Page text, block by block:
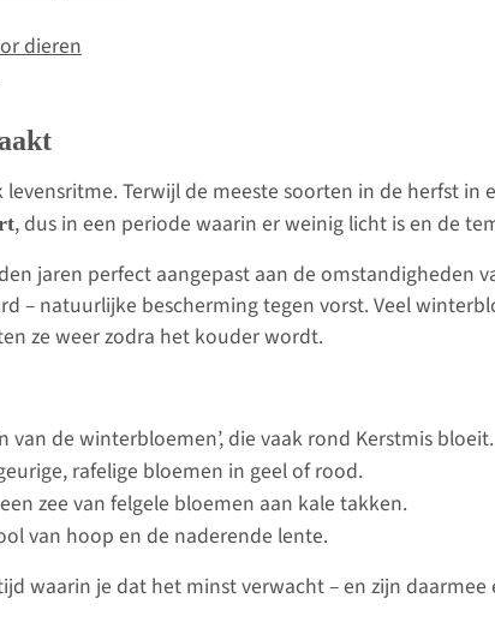
dieren
Terwijl de meeste soorten in de herfst
, dus in een periode waarin er weinig licht is en de
jaren perfect aangepast aan de omstandigheden
– natuurlijke bescherming tegen vorst. Veel
ze weer zodra het kouder wordt.
van de winterbloemen’, die vaak rond Kerstmis bloeit.
rafelige bloemen in geel of rood.
zee van felgele bloemen aan kale takken.
van hoop en de naderende lente.
waarin je dat het minst verwacht – en zijn